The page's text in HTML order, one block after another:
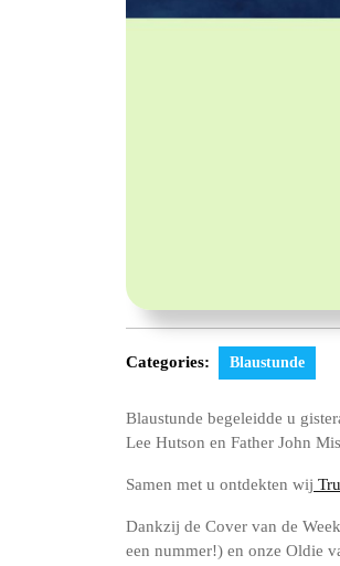
Categories: Blaustunde
Blaustunde begeleidde u
Lee Hutson en Father John
Samen met u ontdekten wij
Dankzij de Cover van de
een nummer!) en onze Oldie